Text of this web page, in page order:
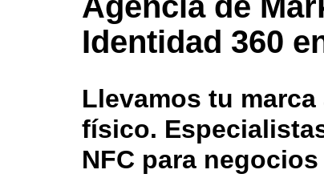
Identidad 360
Llevamos tu
físico.
NFC para